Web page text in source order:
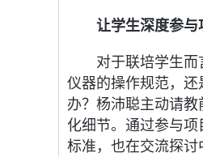
让学生深度参与
对于联培学生
仪器的操作规范，
办？杨沛聪主动请
化细节。通过参与
标准，也在交流探讨